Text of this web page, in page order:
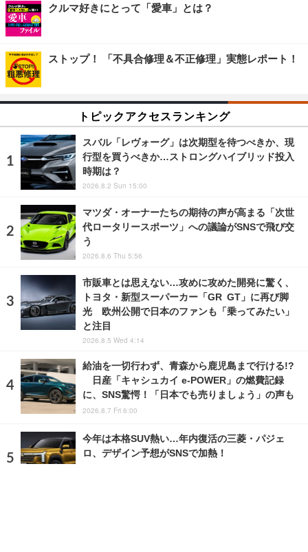
クルマ好きにとって「愛車」とは？
ストップ！ 「不具合修理＆不正修理」実態レポート！
トピックアクセスランキング
スバル「レヴォーグ」は次期型を待つべきか、現
行型を買うべきか…ストロングハイブリッド投入
時期は？
2026.8.2 Sun 15:00
マツダ・オーナーたちの期待の声が高まる「次世
代ロータリースポーツ」への議論がSNSで飛び交
う
2026.8.6 Thu 5:56
市販車とは思えない…攻めに攻めた開発に驚く、
トヨタ・新型スーパーカー「GR GT」に再び脚
光 欧州公開で日本のファンも「乗ってみたい」
と注目
2026.8.5 Wed 4:14
給油を一切行わず、青森から鹿児島まで行ける!?
日産「キャシュカイ e-POWER」の燃費記録
に、SNS驚愕！「日本でも売りましょう」の声も
2026.8.7 Fri 6:00
今年は本格SUV熱い…年内復活の三菱・パジェ
ロ、デザイン予想がSNSで加熱！